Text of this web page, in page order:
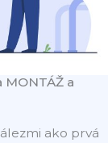
MONTÁŽ a
ako prvá